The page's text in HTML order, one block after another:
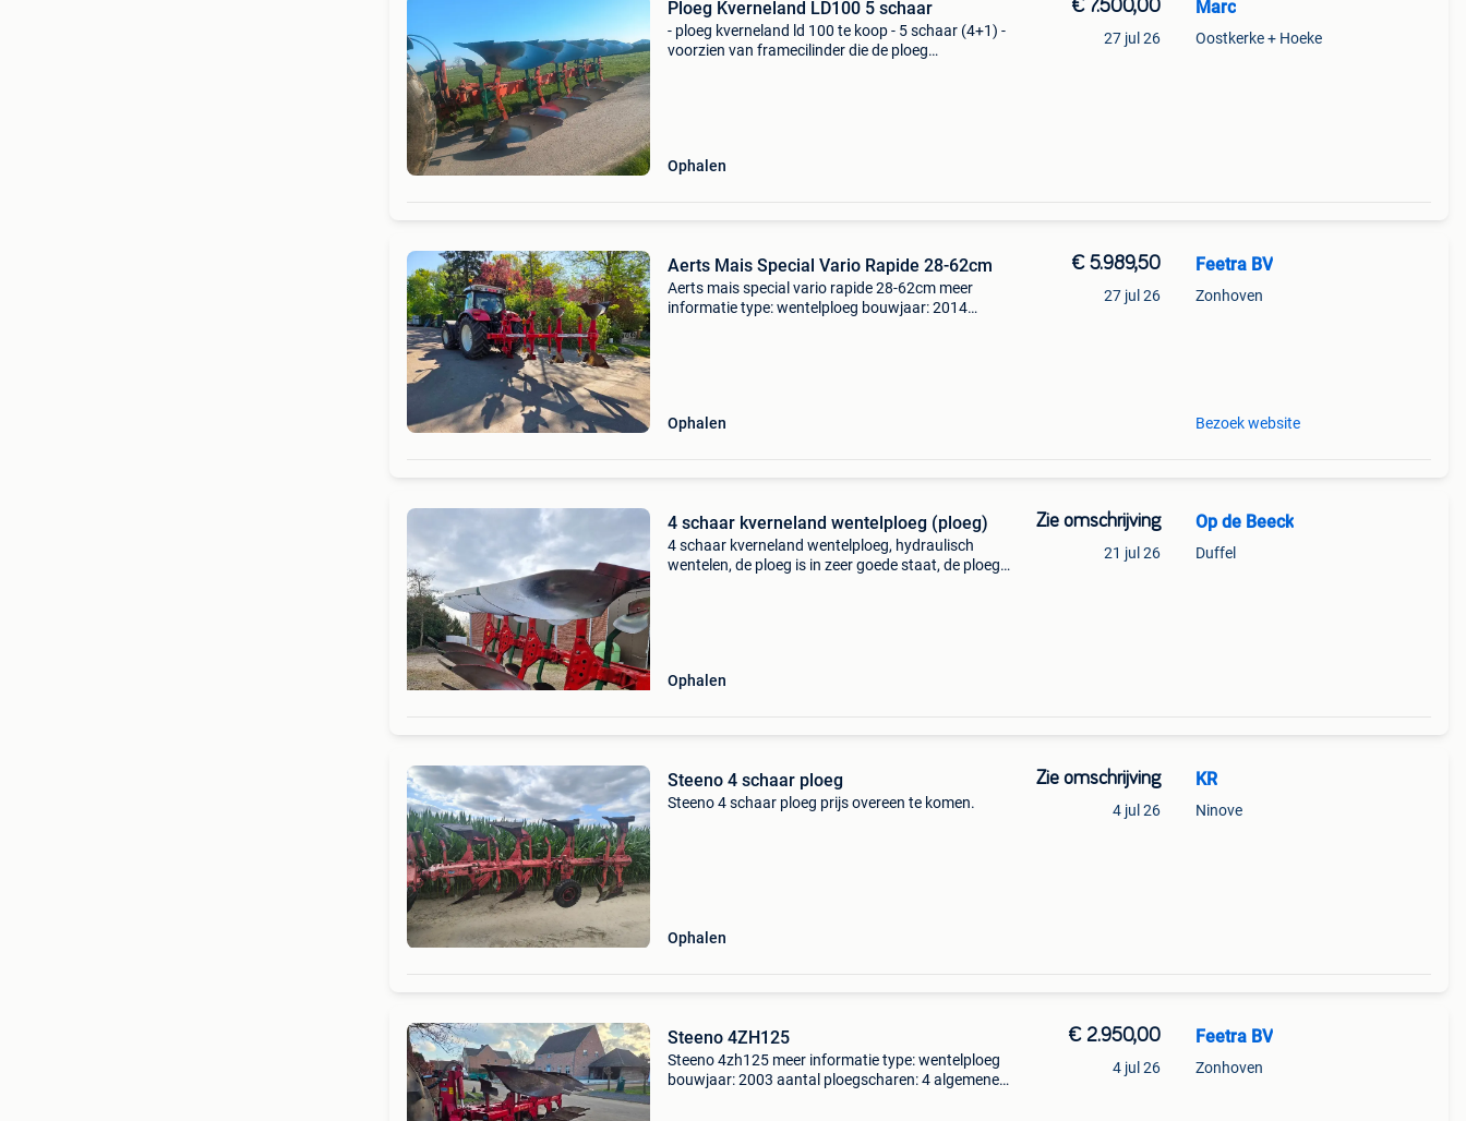
Ploeg Kverneland LD100 5 schaar
- ploeg kverneland ld 100 te koop - 5 schaar (4+1) -
voorzien van framecilinder die de ploeg
Ophalen
€ 7.500,00
27 jul 26
Marc
Oostkerke + Hoeke
Aerts Mais Special Vario Rapide 28-62cm
Aerts mais special vario rapide 28-62cm meer
informatie type: wentelploeg bouwjaar: 2014
Ophalen
€ 5.989,50
27 jul 26
Feetra BV
Zonhoven
Bezoek website
4 schaar kverneland wentelploeg (ploeg)
4 schaar kverneland wentelploeg, hydraulisch
wentelen, de ploeg is in zeer goede staat, de ploeg
Ophalen
Zie omschrijving
21 jul 26
Op de Beeck
Duffel
Steeno 4 schaar ploeg
Steeno 4 schaar ploeg prijs overeen te komen.
Ophalen
Zie omschrijving
4 jul 26
KR
Ninove
Steeno 4ZH125
Steeno 4zh125 meer informatie type: wentelploeg
bouwjaar: 2003 aantal ploegscharen: 4 algemene
€ 2.950,00
4 jul 26
Feetra BV
Zonhoven